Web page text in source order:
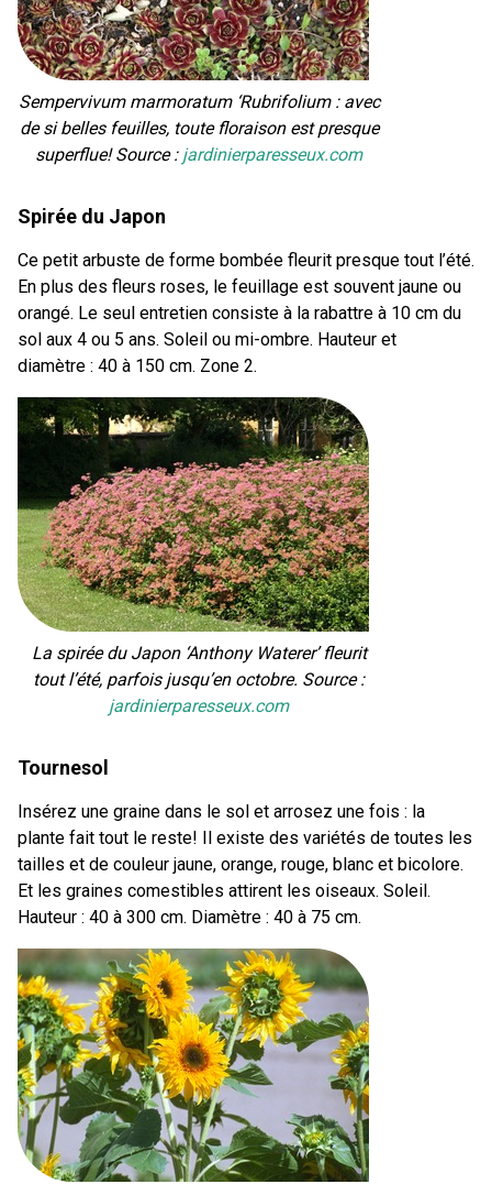
Sempervivum marmoratum ‘Rubrifolium : avec
de si belles feuilles, toute floraison est presque
superflue! Source : jardinierparesseux.com
Spirée du Japon
Ce petit arbuste de forme bombée fleurit presque tout l’été.
En plus des fleurs roses, le feuillage est souvent jaune ou
orangé. Le seul entretien consiste à la rabattre à 10 cm du
sol aux 4 ou 5 ans. Soleil ou mi-ombre. Hauteur et
diamètre : 40 à 150 cm. Zone 2.
La spirée du Japon ‘Anthony Waterer’ fleurit
tout l’été, parfois jusqu’en octobre. Source :
jardinierparesseux.com
Tournesol
Insérez une graine dans le sol et arrosez une fois : la
plante fait tout le reste! Il existe des variétés de toutes les
tailles et de couleur jaune, orange, rouge, blanc et bicolore.
Et les graines comestibles attirent les oiseaux. Soleil.
Hauteur : 40 à 300 cm. Diamètre : 40 à 75 cm.